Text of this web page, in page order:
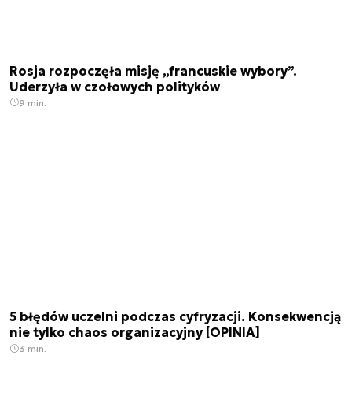
Rosja rozpoczęła misję „francuskie wybory”.
Uderzyła w czołowych polityków
9 min.
5 błędów uczelni podczas cyfryzacji. Konsekwencją
nie tylko chaos organizacyjny [OPINIA]
3 min.